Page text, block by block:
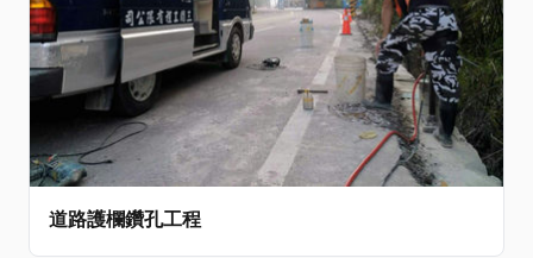
道路護欄鑽孔工程